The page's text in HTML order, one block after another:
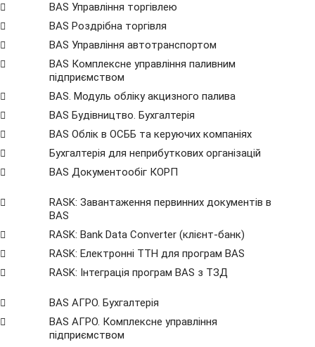
BAS Управління торгівлею
BAS Роздрібна торгівля
BAS Управління автотранспортом
BAS Комплексне управління паливним
підприємством
BAS. Модуль обліку акцизного палива
BAS Будівництво. Бухгалтерія
BAS Облік в ОСББ та керуючих компаніях
Бухгалтерія для неприбуткових організацій
BAS Документообіг КОРП
RASK: Завантаження первинних документів в
BAS
RASK: Bank Data Сonverter (клієнт-банк)
RASK: Електронні ТТН для програм BAS
RASK: Інтеграція програм BAS з ТЗД
BAS АГРО. Бухгалтерія
BAS АГРО. Комплексне управління
підприємством